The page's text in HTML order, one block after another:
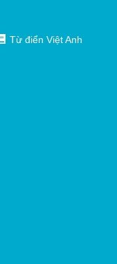
Từ điển Việt Anh